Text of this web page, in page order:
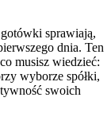
sprawiają,
dnia. Ten
musisz wiedzieć:
wyborze spółki,
swoich